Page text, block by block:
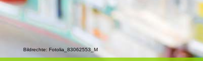
Bildrechte: Fotolia_83062553_M